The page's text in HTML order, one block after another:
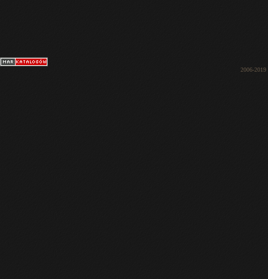
2006-